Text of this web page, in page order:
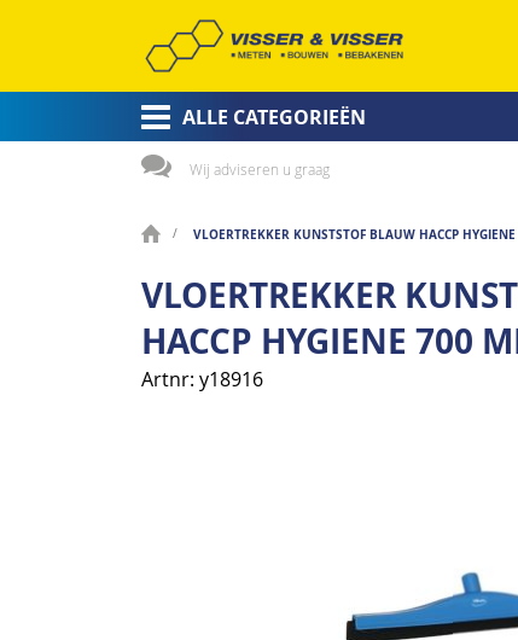
ALLE CATEGORIEËN
Wij adviseren u graag
VLOERTREKKER KUNSTSTOF BLAUW HACCP
VLOERTREKKER
HACCP HYGIENE 700
Artnr y18916